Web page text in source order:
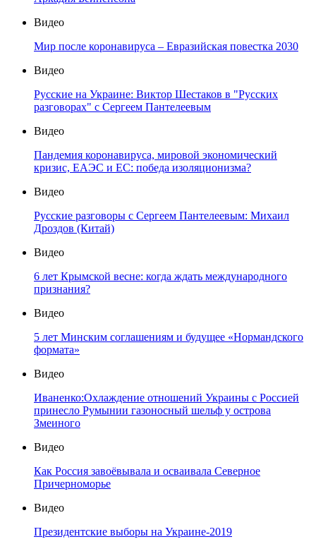
Видео
Мир после коронавируса – Евразийская повестка 2030
Видео
Русские на Украине: Виктор Шестаков в "Русских
разговорах" с Сергеем Пантелеевым
Видео
Пандемия коронавируса, мировой экономический
кризис, ЕАЭС и ЕС: победа изоляционизма?
Видео
Русские разговоры с Сергеем Пантелеевым: Михаил
Дроздов (Китай)
Видео
6 лет Крымской весне: когда ждать международного
признания?
Видео
5 лет Минским соглашениям и будущее «Нормандского
формата»
Видео
Иваненко:Охлаждение отношений Украины с Россией
принесло Румынии газоносный шельф у острова
Змеиного
Видео
Как Россия завоёвывала и осваивала Северное
Причерноморье
Видео
Президентские выборы на Украине-2019